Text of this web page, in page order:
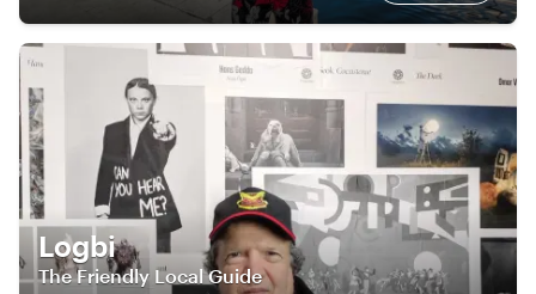
Logbi
The Friendly Local Guide